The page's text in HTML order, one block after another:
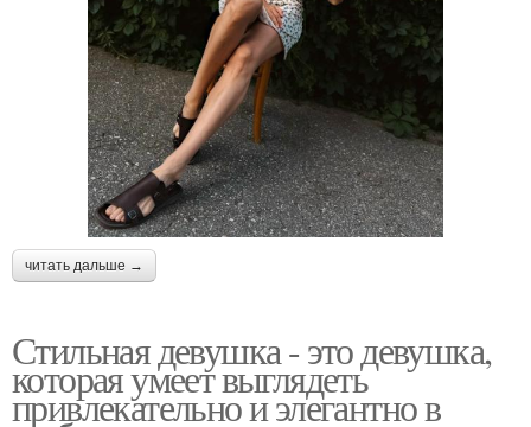
читать дальше →
Стильная девушка - это девушка,
которая умеет выглядеть
привлекательно и элегантно в